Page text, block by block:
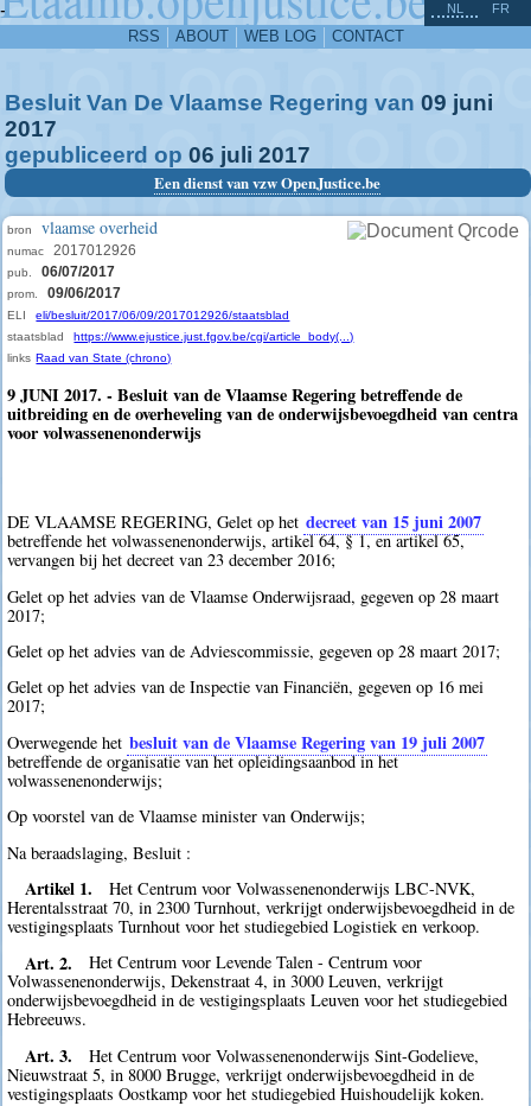
-
RSS ABOUT WEB LOG CONTACT
NL FR
Besluit Van De Vlaamse Regering van 09 juni
2017
gepubliceerd op 06 juli 2017
Een dienst van vzw OpenJustice.be
bron vlaamse overheid
numac 2017012926
pub. 06/07/2017
prom. 09/06/2017
ELI
eli/besluit/2017/06/09/2017012926/staatsblad
staatsblad
https://www.ejustice.just.fgov.be/cgi/article_body(...)
links Raad van State (chrono)
9 JUNI 2017. - Besluit van de Vlaamse Regering betreffende de
uitbreiding en de overheveling van de onderwijsbevoegdheid van centra
voor volwassenenonderwijs
DE VLAAMSE REGERING, Gelet op het decreet van 15 juni 2007
betreffende het volwassenenonderwijs, artikel 64, § 1, en artikel 65,
vervangen bij het decreet van 23 december 2016;
Gelet op het advies van de Vlaamse Onderwijsraad, gegeven op 28 maart
2017;
Gelet op het advies van de Adviescommissie, gegeven op 28 maart 2017;
Gelet op het advies van de Inspectie van Financiën, gegeven op 16 mei
2017;
Overwegende het besluit van de Vlaamse Regering van 19 juli 2007
betreffende de organisatie van het opleidingsaanbod in het
volwassenenonderwijs;
Op voorstel van de Vlaamse minister van Onderwijs;
Na beraadslaging, Besluit :
Artikel 1.
Het Centrum voor Volwassenenonderwijs LBC-NVK,
Herentalsstraat 70, in 2300 Turnhout, verkrijgt onderwijsbevoegdheid in de
vestigingsplaats Turnhout voor het studiegebied Logistiek en verkoop.
Art. 2.
Het Centrum voor Levende Talen - Centrum voor
Volwassenenonderwijs, Dekenstraat 4, in 3000 Leuven, verkrijgt
onderwijsbevoegdheid in de vestigingsplaats Leuven voor het studiegebied
Hebreeuws.
Art. 3.
Het Centrum voor Volwassenenonderwijs Sint-Godelieve,
Nieuwstraat 5, in 8000 Brugge, verkrijgt onderwijsbevoegdheid in de
vestigingsplaats Oostkamp voor het studiegebied Huishoudelijk koken.
^